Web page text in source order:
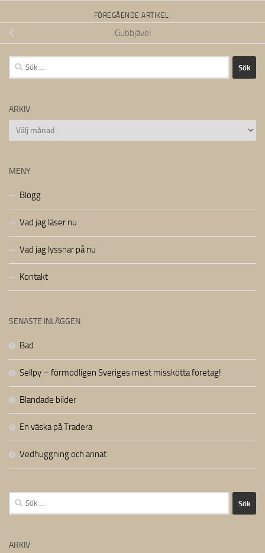
FÖREGÅENDE ARTIKEL
Gubbjävel
Sök
efter:
ARKIV
Arkiv
MENY
Blogg
Vad jag läser nu
Vad jag lyssnar på nu
Kontakt
SENASTE INLÄGGEN
Bad
Sellpy – förmodligen Sveriges mest misskötta företag!
Blandade bilder
En väska på Tradera
Vedhuggning och annat
Sök
efter:
ARKIV